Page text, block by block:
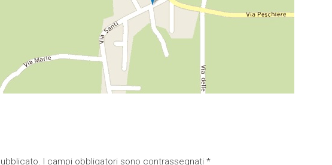
I campi obbligatori sono contrassegnati *